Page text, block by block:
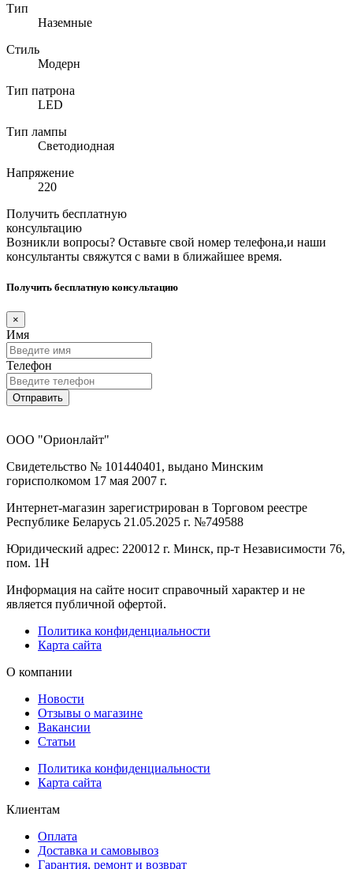
Тип
Наземные
Стиль
Модерн
Тип патрона
LED
Тип лампы
Светодиодная
Напряжение
220
Получить бесплатную
консультацию
Возникли вопросы? Оставьте свой номер телефона,и наши
консультанты свяжутся с вами в ближайшее время.
Получить бесплатную консультацию
×
Имя
Телефон
Отправить
ООО "Орионлайт"
Свидетельство № 101440401, выдано Минским
горисполкомом 17 мая 2007 г.
Интернет-магазин зарегистрирован в Торговом реестре
Республике Беларусь 21.05.2025 г. №749588
Юридический адрес: 220012 г. Минск, пр-т Независимости 76,
пом. 1Н
Информация на сайте носит справочный характер и не
является публичной офертой.
Политика конфиденциальности
Карта сайта
О компании
Новости
Отзывы о магазине
Вакансии
Статьи
Политика конфиденциальности
Карта сайта
Клиентам
Оплата
Доставка и самовывоз
Гарантия, ремонт и возврат